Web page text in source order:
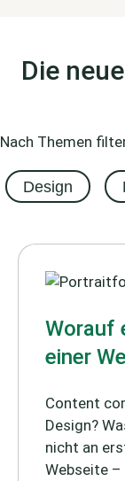
Die
Nach Themen
Design
Worauf
einer
Content
Design?
nicht an
Webseite –